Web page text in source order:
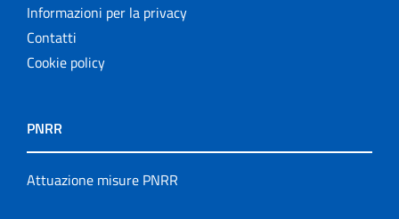
Informazioni per la privacy
Contatti
Cookie policy
PNRR
Attuazione misure PNRR